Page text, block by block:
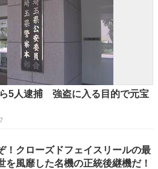
5人逮捕 強盗に入る目的で元宝
！クローズドフェイスリールの最
を風靡した名機の正統後継機だ！